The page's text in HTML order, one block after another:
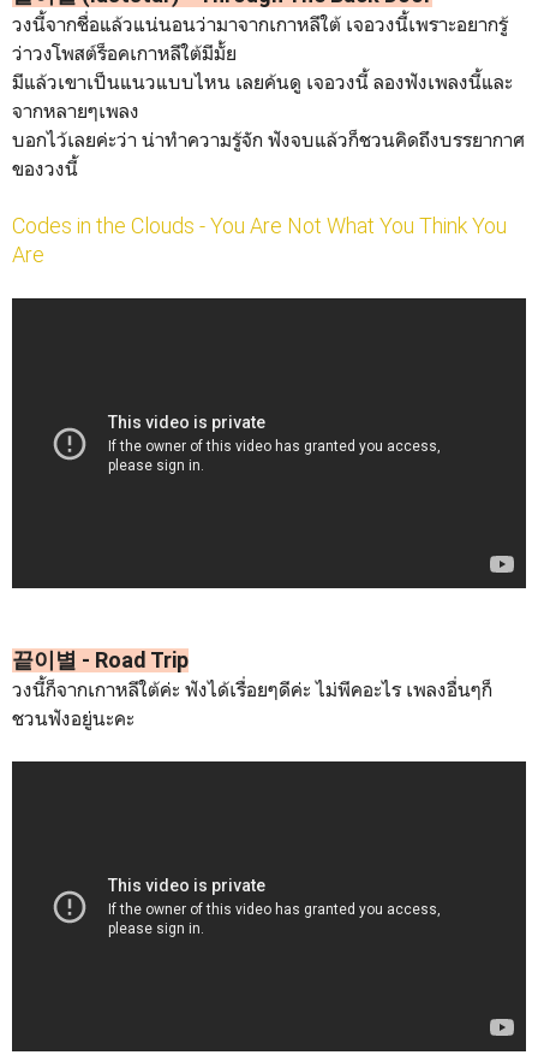
วงนี้จากชื่อแล้วแน่นอนว่ามาจากเกาหลีใต้ เจอวงนี้เพราะอยากรู้
ว่าวงโพสต์ร็อคเกาหลีใต้มีมั้ย
มีแล้วเขาเป็นแนวแบบไหน เลยค้นดู เจอวงนี้ ลองฟังเพลงนี้และ
จากหลายๆเพลง
บอกไว้เลยค่ะว่า น่าทำความรู้จัก ฟังจบแล้วก็ชวนคิดถึงบรรยากาศ
ของวงนี้
Codes in the Clouds - You Are Not What You Think You
Are
끝이별 - Road Trip
วงนี้ก็จากเกาหลีใต้ค่ะ ฟังได้เรื่อยๆดีค่ะ ไม่พีคอะไร เพลงอื่นๆก็
ชวนฟังอยู่นะคะ